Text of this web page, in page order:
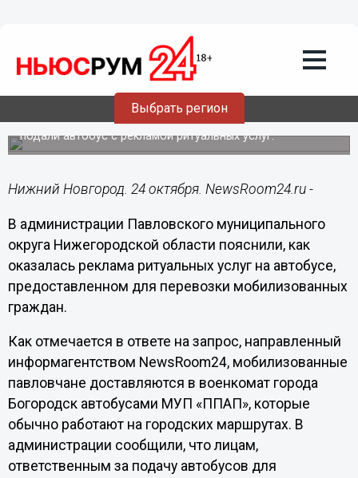
Выбрать регион
Рекламу ритуальщиков убрали с
автобусов в Павлове после инцидента
с мобилизованными
Ранее для перевозки мобилизованных нижегородцев
подали автобус с рекламой ритуальных услуг.
Нижний Новгород. 24 октября. NewsRoom24.ru -
В администрации Павловского муниципального
округа Нижегородской области пояснили, как
оказалась реклама ритуальных услуг на автобусе,
предоставленном для перевозки мобилизованных
граждан.
Как отмечается в ответе на запрос, направленный
информагентством NewsRoom24, мобилизованные
павловчане доставляются в военкомат города
Богородск автобусами МУП «ППАП», которые
обычно работают на городских маршрутах. В
администрации сообщили, что лицам,
ответственным за подачу автобусов для